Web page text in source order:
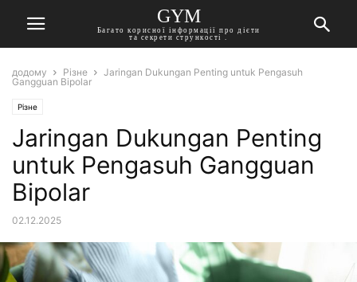
GYM
Багато корисної інформації про дієти
та секрети стрункості .
додому Різне
Jaringan Dukungan Penting untuk Pengasuh
Gangguan Bipolar
Різне
Jaringan Dukungan Penting
untuk Pengasuh Gangguan
Bipolar
02.12.2025